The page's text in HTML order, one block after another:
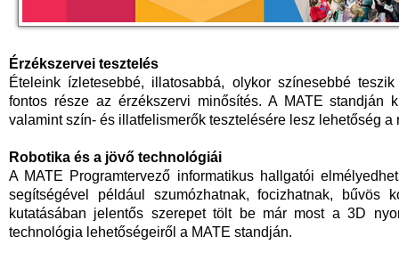
Érzékszervei tesztelés
Ételeink ízletesebbé, illatosabbá, olykor színesebbé
fontos része az érzékszervi minősítés. A MATE standján
valamint szín- és illatfelismerők tesztelésére lesz lehetőség a
Robotika és a jövő technológiái
A MATE Programtervező informatikus hallgatói
segítségével például szumózhatnak, focizhatnak, bűvös
kutatásában jelentős szerepet tölt be már most a 3D
technológia lehetőségeiről a MATE standján.